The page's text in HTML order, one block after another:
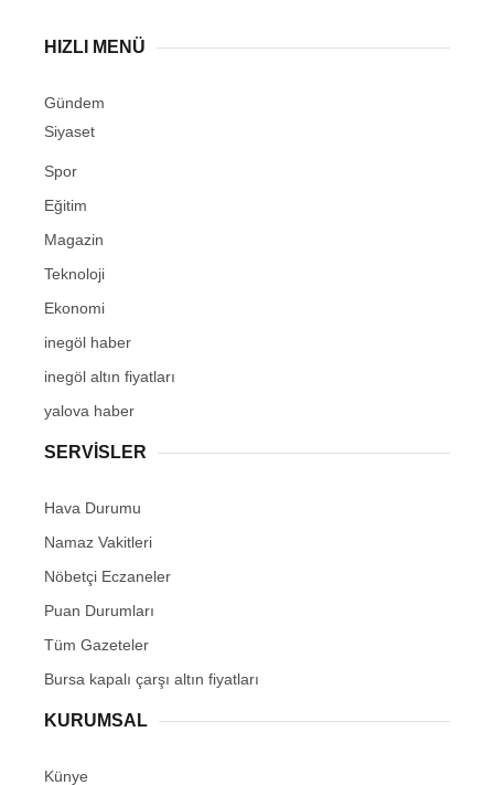
HIZLI MENÜ
Gündem
Siyaset
Spor
Eğitim
Magazin
Teknoloji
Ekonomi
inegöl haber
inegöl altın fiyatları
yalova haber
SERVİSLER
Hava Durumu
Namaz Vakitleri
Nöbetçi Eczaneler
Puan Durumları
Tüm Gazeteler
Bursa kapalı çarşı altın fiyatları
KURUMSAL
Künye